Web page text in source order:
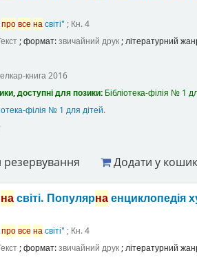
провсе насвіті" ; Кн. 4
; формат:звичайний друк; літературний
книга2016
доступні для позики: Бібліотека-філія № 1
філія № 1 для дітей.
резервування Додати у кошик
насвіті. Популярнаенциклопедія
провсе насвіті" ; Кн. 4
; формат:звичайний друк; літературний